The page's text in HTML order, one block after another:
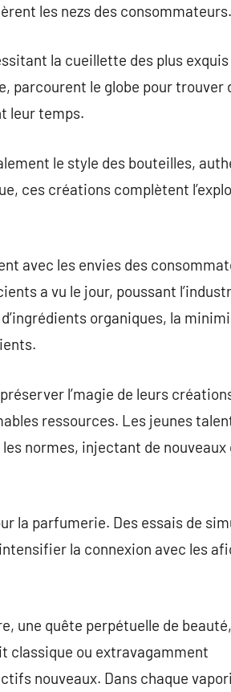
les nezs des consommateurs.
la cueillette des plus exquis
parcourent le globe pour trouver
leur temps.
le style des bouteilles,
ces créations complètent
avec les envies des
a vu le jour, poussant
organiques, la
l’magie de leurs
ressources. Les jeunes
normes, injectant de
la parfumerie. Des essais de
la connexion avec les
une quête perpétuelle de
classique ou extravagamment
nouveaux. Dans chaque